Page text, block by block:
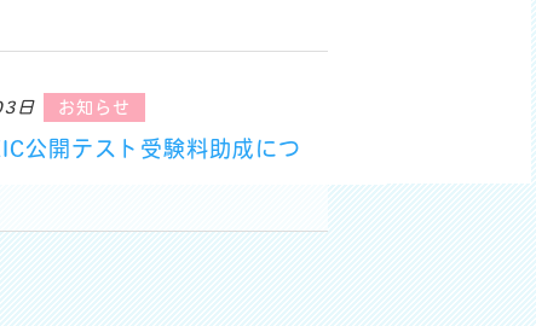
日 お知らせ
公開テスト受験料助成につ